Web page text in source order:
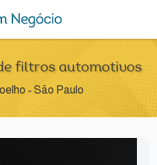
filtros automotivos
- São Paulo